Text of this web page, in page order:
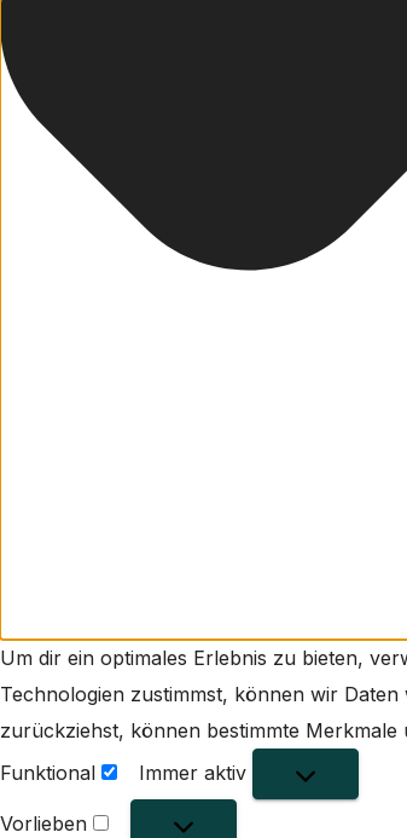
Um dir ein optimales Erlebnis zu bieten,
Technologien zustimmst, können wir
zurückziehst, können bestimmte
Funktional
Funktional
Immer aktiv
Vorlieben